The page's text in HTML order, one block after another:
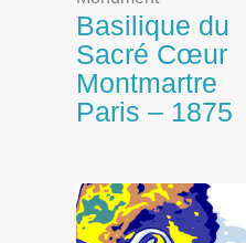
Basilique du
Sacré Cœur
Montmartre
Paris – 1875